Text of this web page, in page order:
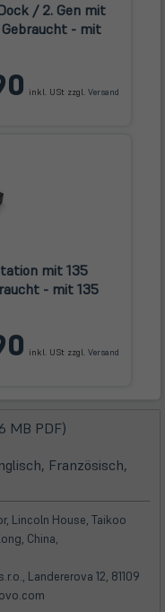
/ 2. Gen mit
- mit
inkl. USt zzgl. Versand
mit 135
- mit 135
inkl. USt zzgl. Versand
MB PDF)
neuem
Französisch,
Lincoln House, Taikoo
China,
Landererova 12, 81109